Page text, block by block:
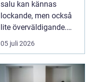
salu kan kännas
lockande, men också
lite överväldigande.
Utbudet är stor...
05 juli 2026